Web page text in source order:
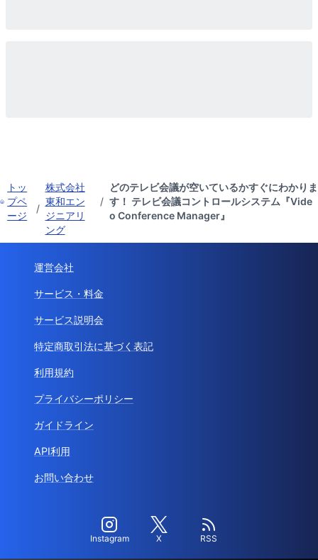
トッ
プペ
ージ
/
株式会社
東和エン
ジニアリ
ング
/
どのテレビ会議が空いているかすぐにわかりま
す！ テレビ会議コントロールシステム『Vide
o Conference Manager』
運営会社
サービス・料金
サービス説明会
特定商取引法に基づく表記
利用規約
プライバシーポリシー
ガイドライン
API利用
お問い合わせ
Instagram X RSS